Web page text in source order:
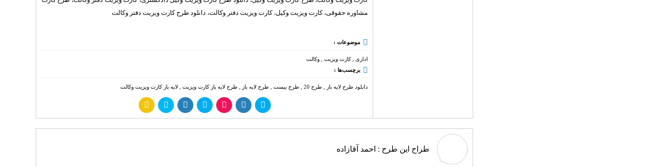
مشاوره حقوقی، کارت ویزیت وکیل، کارت ویزیت دفتر وکالت، دانلود طرح کارت ویزیت دفتر وکالت
موضوعات :
اداری ,کارت ویزیت
وکالت
برچسب‌ها :
دانلود طرح لایه باز طرح 20 طرح بیست طرح لایه باز طرح لایه باز کارت ویزیت لایه باز کارت ویزیت وکالت
طراح این طرح : احمد آقازاده